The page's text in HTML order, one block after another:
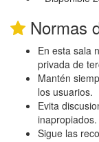
Normas
En esta sala
privada de
Mantén
los usuarios.
Evita
inapropiados.
Sigue las